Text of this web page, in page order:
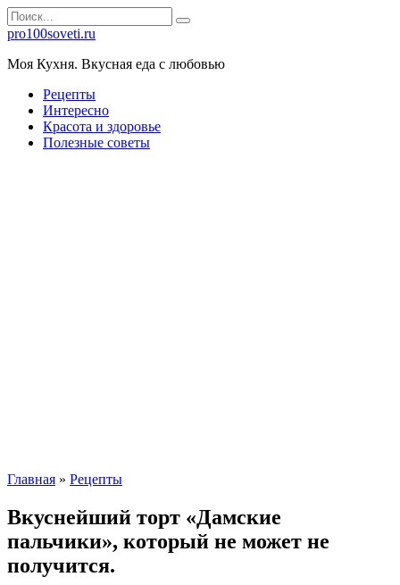
Перейти
к
контенту
Search
for:
pro100soveti.ru
Моя Кухня. Bкусная еда с любовью
Рецепты
Интересно
Красота и здоровье
Полезные советы
Главная » Рецепты
Вкуснейший торт «Дамские
пальчики», который не может не
получится.